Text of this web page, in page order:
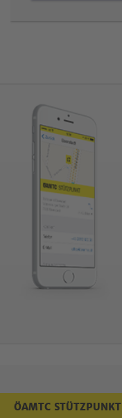
ÖAMTC STÜTZPUNKT